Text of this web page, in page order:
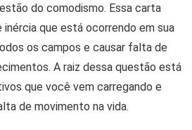
do comodismo. Essa carta
que está ocorrendo em sua
os campos e causar falta de
A raiz dessa questão está
que você vem carregando e
de movimento na vida.